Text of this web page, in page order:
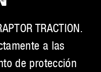
TRACTION.
a las
de protección